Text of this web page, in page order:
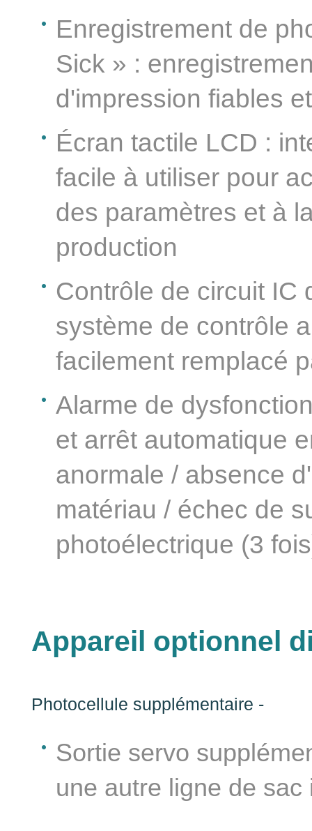
Enregistrement de
Sick » :
d'impression fiables
Écran tactile LCD :
facile à utiliser pour
des paramètres et à
production
Contrôle de circuit IC
système de contrôle
facilement remplacé
Alarme de
et arrêt automatique
anormale / absence
matériau / échec de
photoélectrique (3
Appareil optionnel
Photocellule supplémentaire -
Sortie servo
une autre ligne de sac